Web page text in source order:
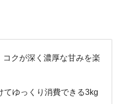
クが深く濃厚な甘みを楽
てゆっくり消費できる3kg